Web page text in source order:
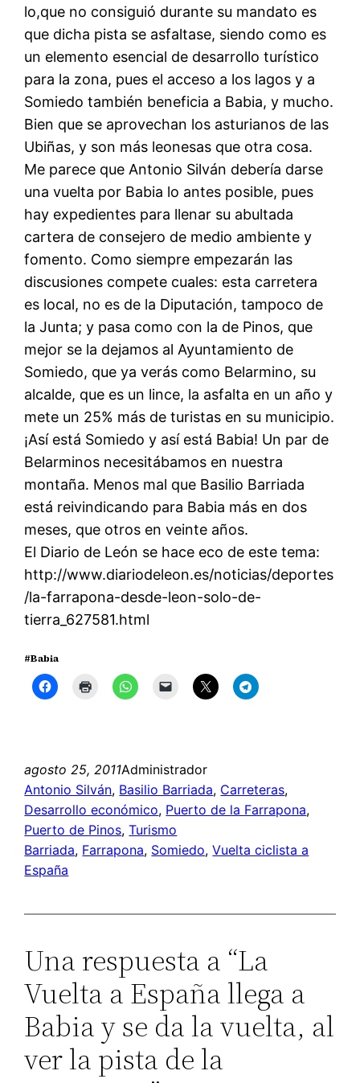
lo,que no consiguió durante su mandato es
que dicha pista se asfaltase, siendo como es
un elemento esencial de desarrollo turístico
para la zona, pues el acceso a los lagos y a
Somiedo también beneficia a Babia, y mucho.
Bien que se aprovechan los asturianos de las
Ubiñas, y son más leonesas que otra cosa.
Me parece que Antonio Silván debería darse
una vuelta por Babia lo antes posible, pues
hay expedientes para llenar su abultada
cartera de consejero de medio ambiente y
fomento. Como siempre empezarán las
discusiones compete cuales: esta carretera
es local, no es de la Diputación, tampoco de
la Junta; y pasa como con la de Pinos, que
mejor se la dejamos al Ayuntamiento de
Somiedo, que ya verás como Belarmino, su
alcalde, que es un lince, la asfalta en un año y
mete un 25% más de turistas en su municipio.
¡Así está Somiedo y así está Babia! Un par de
Belarminos necesitábamos en nuestra
montaña. Menos mal que Basilio Barriada
está reivindicando para Babia más en dos
meses, que otros en veinte años.
El Diario de León se hace eco de este tema:
http://www.diariodeleon.es/noticias/deportes
/la-farrapona-desde-leon-solo-de-
tierra_627581.html
#Babia
agosto 25, 2011Administrador
Antonio Silván, Basilio Barriada, Carreteras
Desarrollo económico, Puerto de la Farrapona
Puerto de Pinos, Turismo
Barriada, Farrapona, Somiedo, Vuelta ciclista a
España
Una respuesta a “La
Vuelta a España llega a
Babia y se da la vuelta, al
ver la pista de la